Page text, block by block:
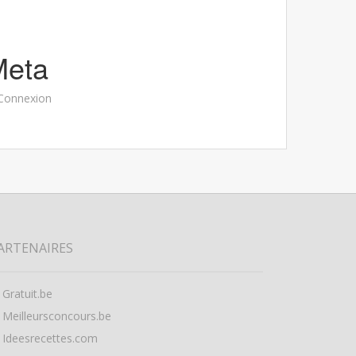
Gratuit.be
Meilleursconcours.be
Ideesrecettes.com